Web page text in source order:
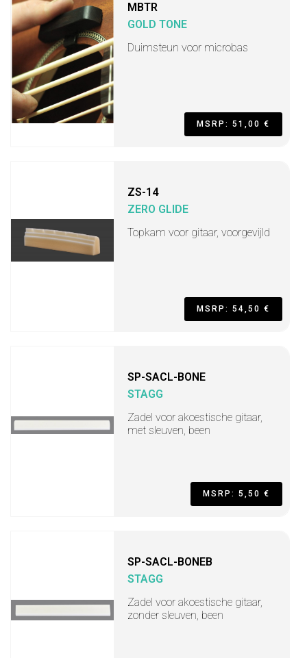
MBTR
GOLD TONE
Duimsteun voor microbas
MSRP: 51,00 €
ZS-14
ZERO GLIDE
Topkam voor gitaar, voorgevijld
MSRP: 54,50 €
SP-SACL-BONE
STAGG
Zadel voor akoestische gitaar,
met sleuven, been
MSRP: 5,50 €
SP-SACL-BONEB
STAGG
Zadel voor akoestische gitaar,
zonder sleuven, been